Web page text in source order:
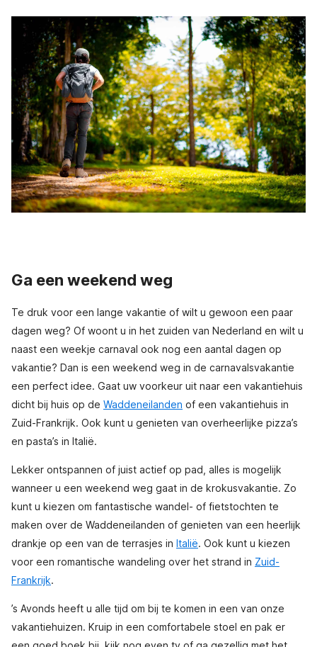
Ga een weekend weg
Te druk voor een lange vakantie of wilt u gewoon een paar
dagen weg? Of woont u in het zuiden van Nederland en wilt u
naast een weekje carnaval ook nog een aantal dagen op
vakantie? Dan is een weekend weg in de carnavalsvakantie
een perfect idee. Gaat uw voorkeur uit naar een vakantiehuis
dicht bij huis op de Waddeneilanden of een vakantiehuis in
Zuid-Frankrijk. Ook kunt u genieten van overheerlijke pizza’s
en pasta’s in Italië.
Lekker ontspannen of juist actief op pad, alles is mogelijk
wanneer u een weekend weg gaat in de krokusvakantie. Zo
kunt u kiezen om fantastische wandel- of fietstochten te
maken over de Waddeneilanden of genieten van een heerlijk
drankje op een van de terrasjes in Italië. Ook kunt u kiezen
voor een romantische wandeling over het strand in Zuid-
Frankrijk.
’s Avonds heeft u alle tijd om bij te komen in een van onze
vakantiehuizen. Kruip in een comfortabele stoel en pak er